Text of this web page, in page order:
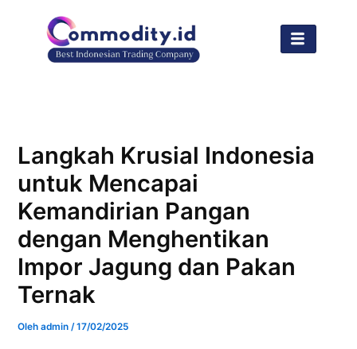
Langkah Krusial Indonesia
untuk Mencapai
Kemandirian Pangan
dengan Menghentikan
Impor Jagung dan Pakan
Ternak
Olehadmin/17/02/2025